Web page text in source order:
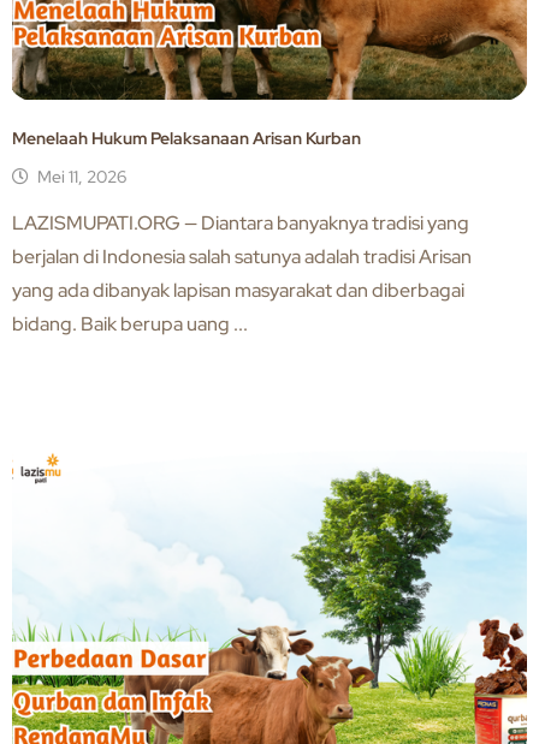
Menelaah Hukum Pelaksanaan Arisan Kurban
Mei 11, 2026
LAZISMUPATI.ORG — Diantara banyaknya tradisi yang
berjalan di Indonesia salah satunya adalah tradisi Arisan
yang ada dibanyak lapisan masyarakat dan diberbagai
bidang. Baik berupa uang ...